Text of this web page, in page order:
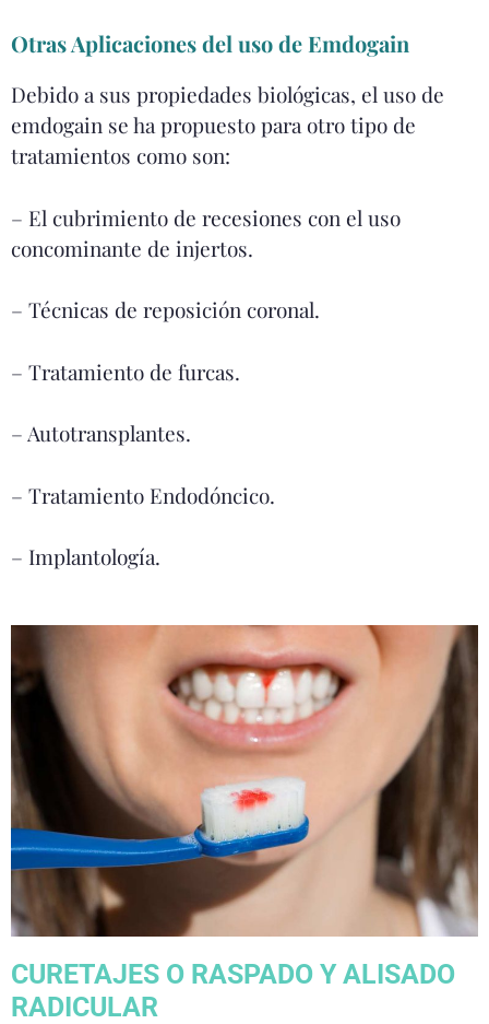
Otras Aplicaciones del uso de Emdogain
Debido a sus propiedades biológicas, el uso de
emdogain se ha propuesto para otro tipo de
tratamientos como son:
– El cubrimiento de recesiones con el uso
concominante de injertos.
– Técnicas de reposición coronal.
– Tratamiento de furcas.
– Autotransplantes.
– Tratamiento Endodóncico.
– Implantología.
CURETAJES O RASPADO Y ALISADO
RADICULAR